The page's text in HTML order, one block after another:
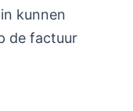
kunnen
de factuur